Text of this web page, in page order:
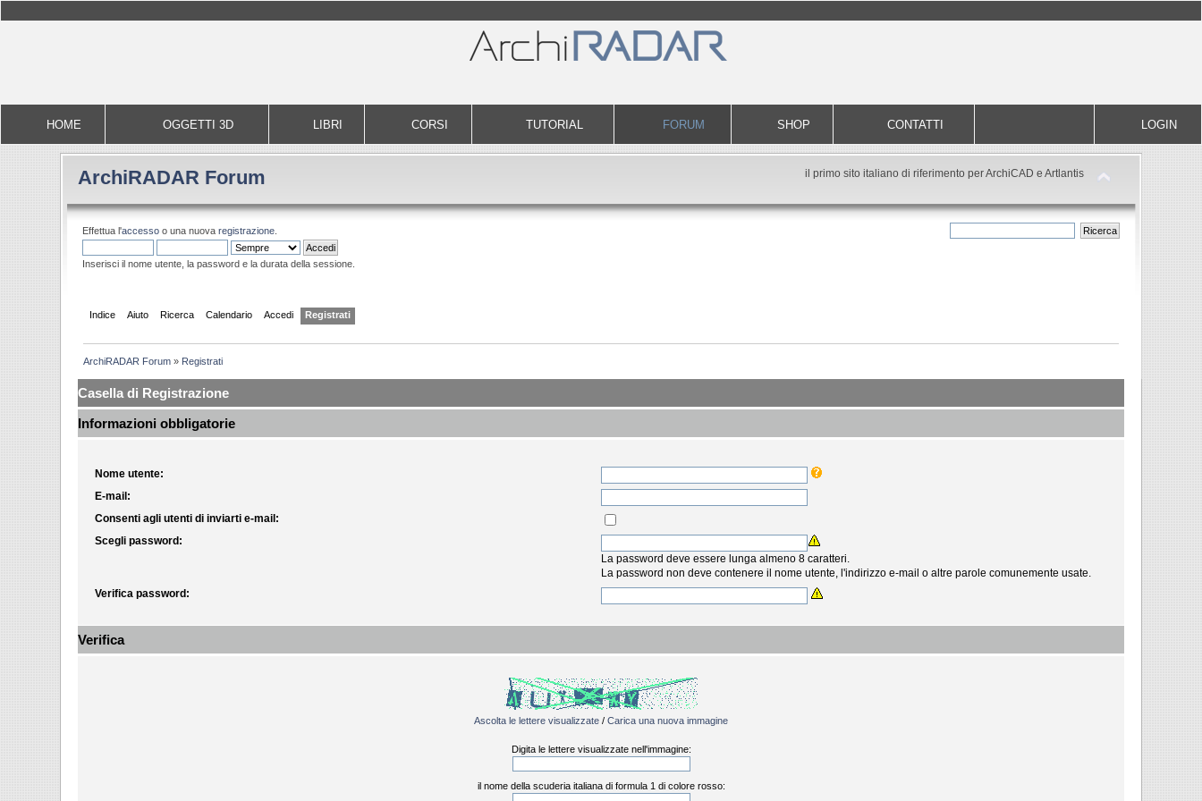
HOME OGGETTI 3D LIBRI CORSI TUTORIAL FORUM SHOP CONTATTI LOGIN
ArchiRADAR Forum il primo sito italiano di riferimento per ArchiCAD e Artlantis
Effettua l'accesso o una nuovaregistrazione.
Inserisci il nome utente, la password e la durata della sessione.
Indice Aiuto Ricerca Calendario Accedi Registrati
ArchiRADAR Forum » Registrati
Casella di Registrazione
Informazioni obbligatorie
Nome utente:
E-mail:
Consenti agli utenti di inviarti e-mail:
Scegli password:
La password deve essere lunga almeno 8 caratteri.
La password non deve contenere il nome utente, l'indirizzo e-mail o altre parole comunemente usate.
Verifica password:
Verifica
Ascolta le lettere visualizzate / Carica una nuova immagine
Digita le lettere visualizzate nell'immagine:
il nome della scuderia italiana di formula 1 di colore rosso: